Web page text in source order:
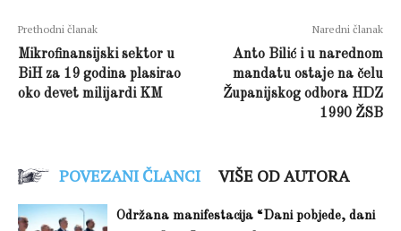
Prethodni članak
Mikrofinansijski sektor u
BiH za 19 godina plasirao
oko devet milijardi KM
Naredni članak
Anto Bilić i u narednom
mandatu ostaje na čelu
Županijskog odbora HDZ
1990 ŽSB
POVEZANI ČLANCI VIŠE OD AUTORA
Održana manifestacija “Dani pobjede, dani